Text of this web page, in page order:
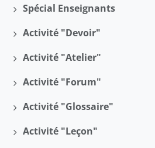
Déplier
Spécial Enseignants
Déplier
Activité "Devoir"
Déplier
Activité "Atelier"
Déplier
Activité "Forum"
Déplier
Activité "Glossaire"
Déplier
Activité "Leçon"